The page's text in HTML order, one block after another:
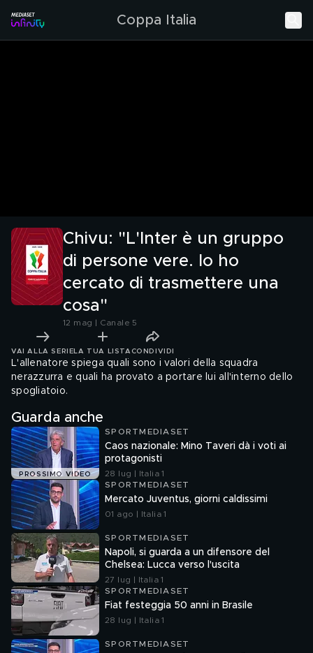
Coppa Italia
Chivu: "L'Inter è un gruppo
di persone vere. Io ho
cercato di trasmettere una
cosa"
12 mag | Canale 5
VAI ALLA SERIE LA TUA LISTA CONDIVIDI
L'allenatore spiega quali sono i valori della squadra
nerazzurra e quali ha provato a portare lui all'interno dello
spogliatoio.
Guarda anche
PROSSIMO VIDEO
SPORTMEDIASET
Caos nazionale: Mino Taveri dà i voti ai
protagonisti
28 lug | Italia 1
SPORTMEDIASET
Mercato Juventus, giorni caldissimi
01 ago | Italia 1
SPORTMEDIASET
Napoli, si guarda a un difensore del
Chelsea: Lucca verso l'uscita
27 lug | Italia 1
SPORTMEDIASET
Fiat festeggia 50 anni in Brasile
28 lug | Italia 1
SPORTMEDIASET